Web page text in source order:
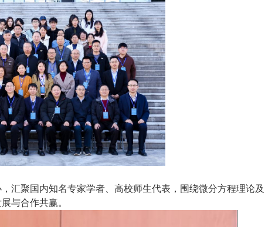
汇聚国内知名专家学者、高校师生代表，围绕微分方程理论及
与合作共赢。